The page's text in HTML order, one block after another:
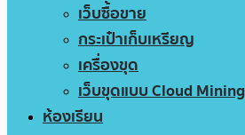
เว็บซื้อขาย
กระเป๋าเก็บเหรียญ
เครื่องขุด
เว็บขุดแบบ Cloud Mining
ห้องเรียน